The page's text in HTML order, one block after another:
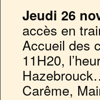
Jeudi 26
accès en
Accueil des
11H20,
Carême,